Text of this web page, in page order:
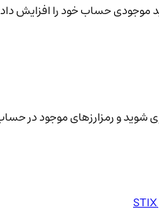
موجودی حساب خود را افزایش
شوید و رمزارزهای موجود در